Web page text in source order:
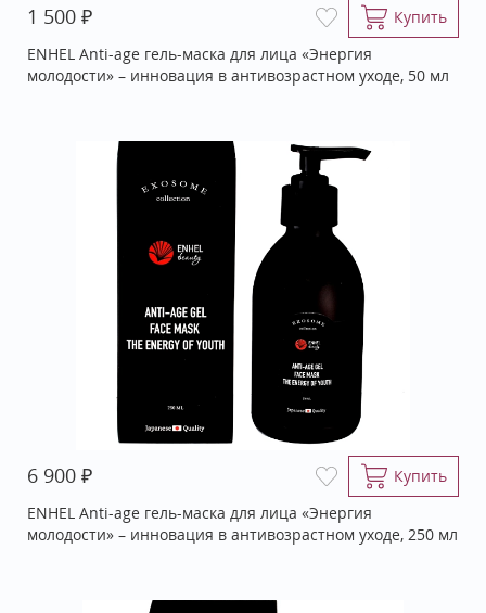
1 500 ₽
Купить
ENHEL Anti-age гель-маска для лица «Энергия
молодости» – инновация в антивозрастном уходе, 50 мл
6 900 ₽
Купить
ENHEL Anti-age гель-маска для лица «Энергия
молодости» – инновация в антивозрастном уходе, 250 мл